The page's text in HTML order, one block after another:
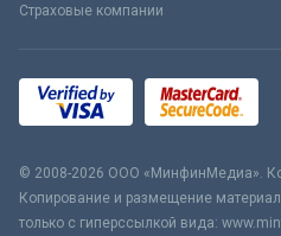
Страховые компании
© 2008-2026 ООО «МинфинМедиа».
Копирование и размещение
только с гиперссылкой вида: